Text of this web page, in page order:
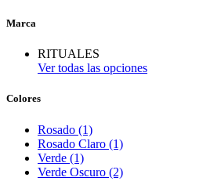
Marca
RITUALES
Ver todas las opciones
Colores
Rosado (1)
Rosado Claro (1)
Verde (1)
Verde Oscuro (2)